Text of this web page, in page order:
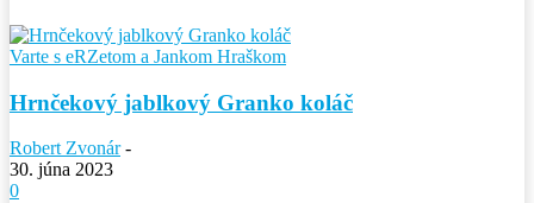
Varte s eRZetom a Jankom Hraškom
Hrnčekový jablkový Granko koláč
Robert Zvonár -
30. júna 2023
0